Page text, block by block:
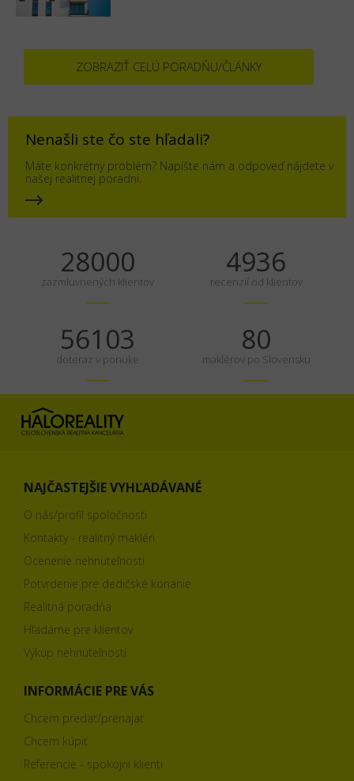
ZOBRAZIŤ CELÚ PORADŇU/ČLÁNKY
Nenašli ste čo ste hľadali?
Máte konkrétny problém? Napíšte nám a odpoveď nájdete v
našej realitnej poradni.
35000
zazmluvnených klientov
6170
recenzií od klientov
70129
doteraz v ponuke
100
maklérov po Slovensku
NAJČASTEJŠIE VYHĽADÁVANÉ
O nás/profil spoločnosti
Kontakty - realitný makléri
Ocenenie nehnuteľnosti
Potvrdenie pre dedičské konanie
Realitná poradňa
Hľadáme pre klientov
Výkup nehnuteľností
INFORMÁCIE PRE VÁS
Chcem predať/prenajať
Chcem kúpiť
Referencie - spokojní klienti